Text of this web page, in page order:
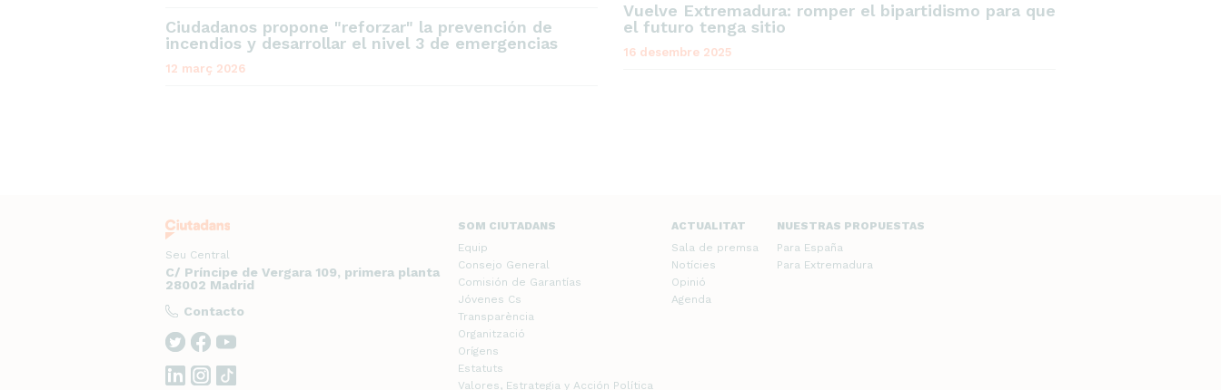
Ciudadanos propone "reforzar" la prevención de
incendios y desarrollar el nivel 3 de emergencias
12 març 2026
Vuelve Extremadura: romper el bipartidismo para que
el futuro tenga sitio
16 desembre 2025
Seu Central
C/ Príncipe de Vergara 109, primera planta
28002 Madrid
Contacto
SOM CIUTADANS
Equip
Consejo General
Comisión de Garantías
Jóvenes Cs
Transparència
Organització
Orígens
Estatuts
Valores, Estrategia y Acción Política
ACTUALITAT
Sala de premsa
Notícies
Opinió
Agenda
NUESTRAS PROPUESTAS
Para España
Para Extremadura